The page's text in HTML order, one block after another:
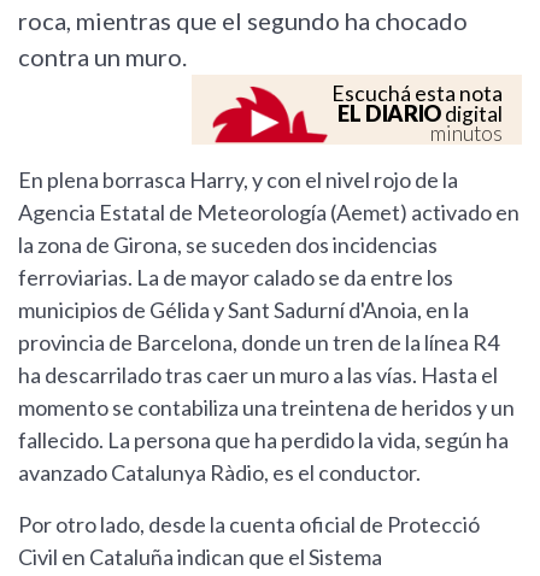
roca, mientras que el segundo ha chocado
contra un muro.
Escuchá esta nota
EL DIARIOdigital
minutos
En plena borrasca Harry, y con el nivel rojo de la
Agencia Estatal de Meteorología (Aemet) activado en
la zona de Girona, se suceden dos incidencias
ferroviarias. La de mayor calado se da entre los
municipios de Gélida y Sant Sadurní d'Anoia, en la
provincia de Barcelona, donde un tren de la línea R4
ha descarrilado tras caer un muro a las vías. Hasta el
momento se contabiliza una treintena de heridos y un
fallecido. La persona que ha perdido la vida, según ha
avanzado Catalunya Ràdio, es el conductor.
Por otro lado, desde la cuenta oficial de Protecció
Civil en Cataluña indican que el Sistema